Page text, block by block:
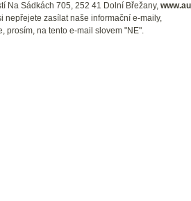
Na Sádkách 705, 252 41 Dolní Břežany,
nepřejete zasílat naše informační e-maily,
prosím, na tento e-mail slovem "NE".